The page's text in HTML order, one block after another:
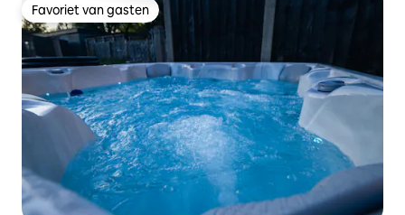
Favoriet van gasten
Favoriet van gasten